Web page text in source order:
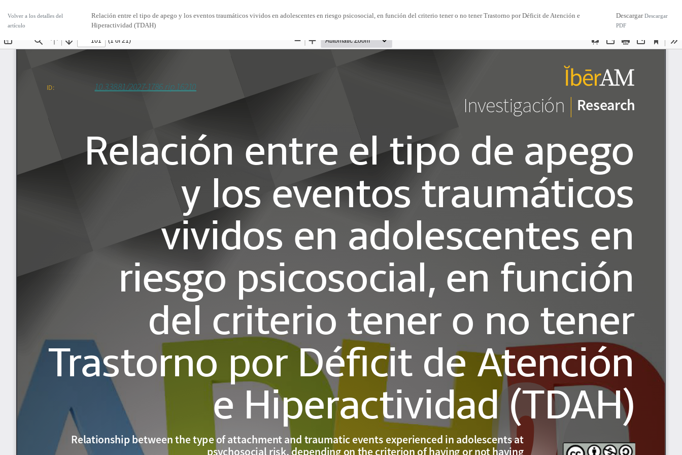
Volver a los detalles del
artículo
Relación entre el tipo de apego y los eventos traumáticos vividos en adolescentes en riesgo psicosocial, en función del criterio tener o no tener Trastorno por Déficit de Atención e
Hiperactividad (TDAH)
DescargarDescargar
PDF